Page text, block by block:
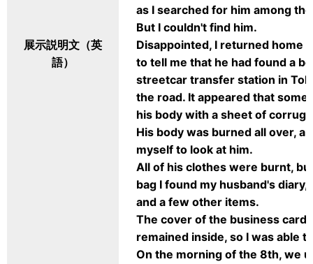
展示説明文（英
語）
as I searched for him among
But I couldn't find him.
Disappointed, I returned home
to tell me that he had found a
streetcar transfer station in
the road. It appeared that
his body with a sheet of
His body was burned all over,
myself to look at him.
All of his clothes were burnt,
bag I found my husband's
and a few other items.
The cover of the business card
remained inside, so I was able
On the morning of the 8th, we